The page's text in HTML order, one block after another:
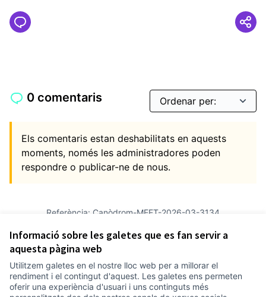
Informació sobre les galetes que es fan servir a
aquesta pàgina web
Utilitzem galetes en el nostre lloc web per a millorar el
rendiment i el contingut d'aquest. Les galetes ens permeten
oferir una experiència d'usuari i uns continguts més
0 comentaris
Els comentaris estan deshabilitats en aquests
moments, només les administradores poden
respondre o publicar-ne de nous.
Referència: Canòdrom-MEET-2026-03-3134
Afegir al calendari
Termes i condicions d'ús
Configuració de les galetes
Comunitat Canòdrom a Facebook
(Link externo)
Comunitat Canòdrom a Instagram
(Link externo)
Comunitat Canòdrom a YouTube
(Link externo)
Català